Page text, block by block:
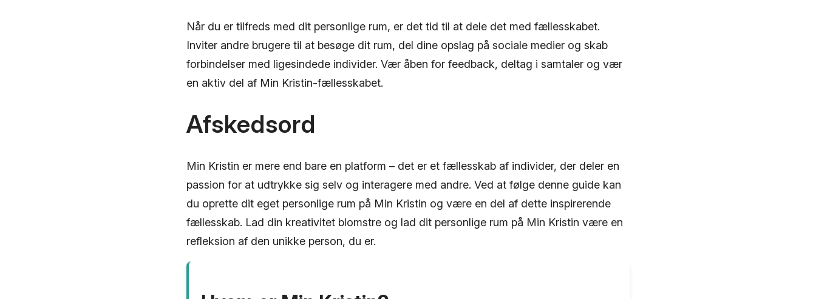
Når du er tilfreds med dit personlige rum, er det tid til at dele det med fællesskabet.
Inviter andre brugere til at besøge dit rum, del dine opslag på sociale medier og skab
forbindelser med ligesindede individer. Vær åben for feedback, deltag i samtaler og vær
en aktiv del af Min Kristin-fællesskabet.
Afskedsord
Min Kristin er mere end bare en platform – det er et fællesskab af individer, der deler en
passion for at udtrykke sig selv og interagere med andre. Ved at følge denne guide kan
du oprette dit eget personlige rum på Min Kristin og være en del af dette inspirerende
fællesskab. Lad din kreativitet blomstre og lad dit personlige rum på Min Kristin være en
refleksion af den unikke person, du er.